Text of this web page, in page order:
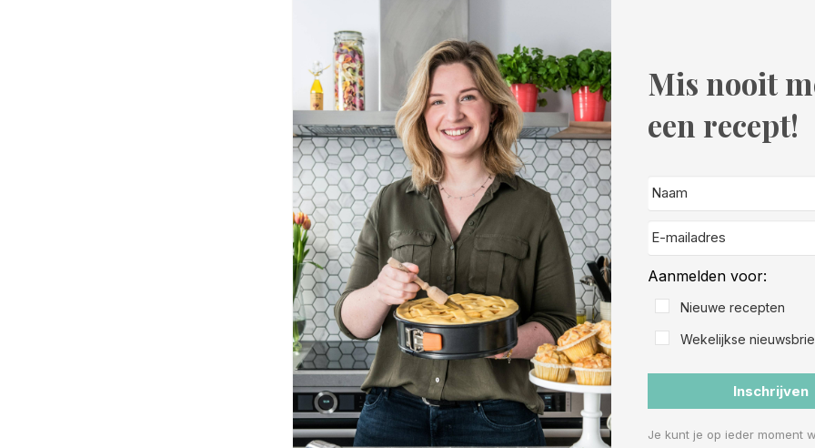
Mis nooit
een recept!
Aanmelden voor:
Nieuwe recepten
Wekelijkse
Inschrijven
Je kunt je op ieder moment